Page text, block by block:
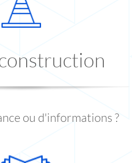
ou d'informations ?